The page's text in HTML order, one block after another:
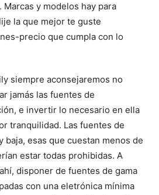
Marcas y modelos hay para
la que mejor te guste
precio que cumpla con lo
siempre aconsejaremos no
jamás las fuentes de
e invertir lo necesario en ella
tranquilidad. Las fuentes de
baja, esas que cuestan menos de
estar todas prohibidas. A
disponer de fuentes de gama
con una eletrónica mínima